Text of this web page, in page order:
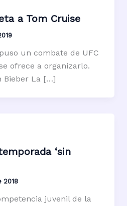
a Tom Cruise
un combate de UFC
ofrece a organizarlo.
Bieber La […]
‘sin
2018
juvenil de la